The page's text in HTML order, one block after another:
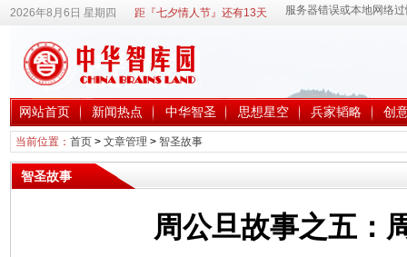
2026年8月6日 星期四 距『七夕情人节』还有13天
网站首页 新闻热点 中华智圣 思想星空 兵家韬略 创
当前位置： 首页> 文章管理 > 智圣故事
智圣故事
周公旦故事之五：